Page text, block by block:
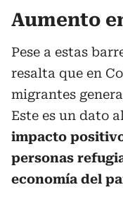
Aumento
Pese a estas
resalta que en
migrantes
Este es un dato
impacto
personas
economía del